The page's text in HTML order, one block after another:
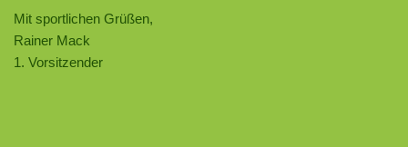
Mit sportlichen Grüßen,
Rainer Mack
1. Vorsitzender